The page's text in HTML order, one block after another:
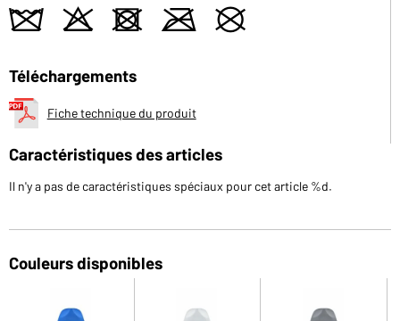
z o d m U
Téléchargements
Fiche technique du produit
Caractéristiques des articles
Il n'y a pas de caractéristiques spéciaux pour cet article %d.
Couleurs disponibles